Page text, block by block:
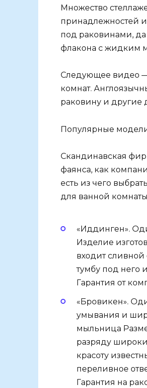
Множество
принадлежностей и
под раковинами, да
флакона с жидким
Следующее видео —
комнат.
раковину и другие
Популярные
Скандинавская
фаянса, как
есть из чего
для ванной
«Иддинген».
Изделие
входит
тумбу под него
Гарантия от
«Бровикен».
умывания и
мыльница
разряду
красоту
переливное
Гарантия на